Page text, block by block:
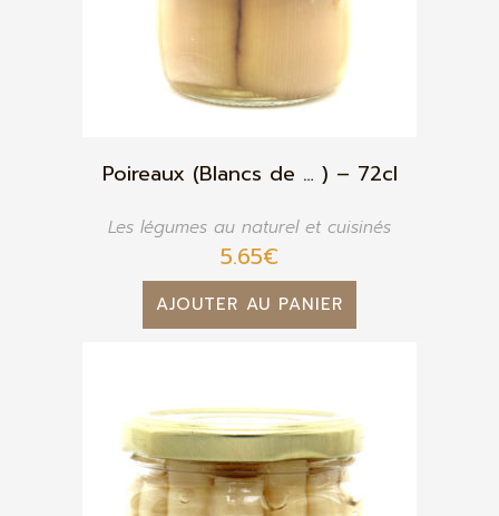
Poireaux (Blancs de … ) – 72cl
Les légumes au naturel et cuisinés
5.65€
AJOUTER AU PANIER